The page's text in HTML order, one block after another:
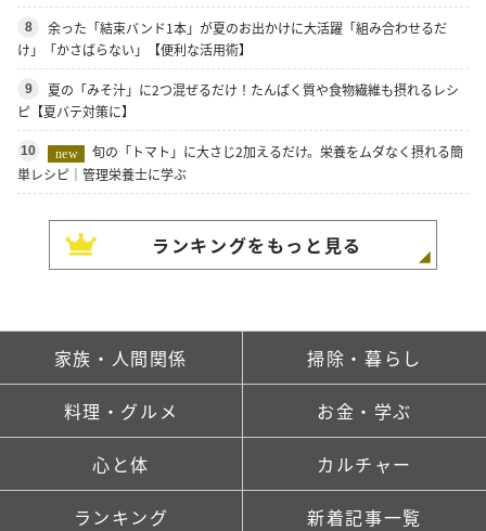
8
余った「結束バンド1本」が夏のお出かけに大活躍「組み合わせるだ
け」「かさばらない」【便利な活用術】
9
夏の「みそ汁」に2つ混ぜるだけ！たんぱく質や食物繊維も摂れるレシ
ピ【夏バテ対策に】
10 new
旬の「トマト」に大さじ2加えるだけ。栄養をムダなく摂れる簡
単レシピ｜管理栄養士に学ぶ
ランキングをもっと見る
家族・人間関係 掃除・暮らし
料理・グルメ お金・学ぶ
心と体 カルチャー
ランキング 新着記事一覧